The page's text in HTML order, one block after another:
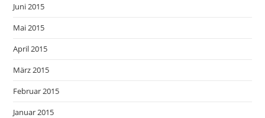
Juni 2015
Mai 2015
April 2015
März 2015
Februar 2015
Januar 2015